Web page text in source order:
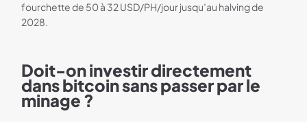
fourchette de 50 à 32 USD/PH/jour jusqu’au halving de
2028.
Doit-on investir directement
dans bitcoin sans passer par le
minage ?